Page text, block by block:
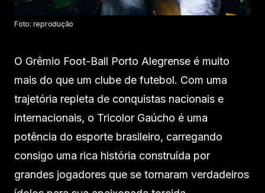
Foto: reprodução
O Grêmio Foot-Ball Porto Alegrense é muito
mais do que um clube de futebol. Com uma
trajetória repleta de conquistas nacionais e
internacionais, o Tricolor Gaúcho é uma
potência do esporte brasileiro, carregando
consigo uma rica história construída por
grandes jogadores que se tornaram verdadeiros